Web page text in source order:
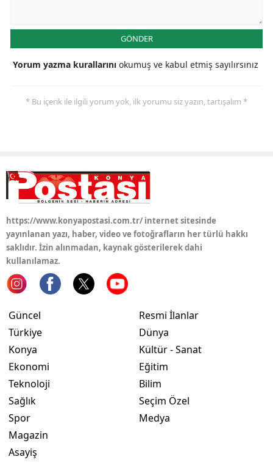
GÖNDER
Yorum yazma kurallarını okumuş ve kabul etmiş sayılırsınız
* Bu içerik ile ilgili yorum yok, ilk yorumu siz yazın, tartışalım *
https://www.konyapostasi.com.tr/ internet sitesinde
yayınlanan yazı, haber, video ve fotoğrafların her türlü hakkı
saklıdır. İzin alınmadan, kaynak gösterilerek dahi
kullanılamaz.
Güncel
Türkiye
Konya
Ekonomi
Teknoloji
Sağlık
Spor
Magazin
Asayiş
Resmi İlanlar
Dünya
Kültür - Sanat
Eğitim
Bilim
Seçim Özel
Medya